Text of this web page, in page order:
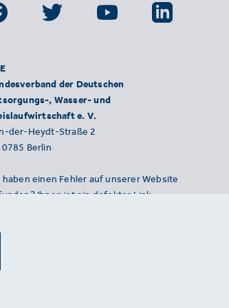
der Deutschen
, Wasser- und
e. V.
der-Heydt-Straße 2
Berlin
haben einen Fehler auf unserer Website
Ihnen ist ein defekter Link